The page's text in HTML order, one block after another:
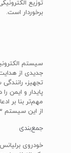
برخوردار است.
جدیدی از
تجهیز،
پایدار و ایمن
از این سیستم 3% تا 5% انرژی بیشتری را می‌تواند ذخیره کند.
جمع‌بندی